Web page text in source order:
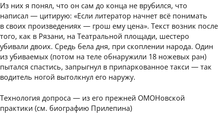
Из них я понял, что он сам до конца не врубился, что
написал — цитирую: «Если литератор начнет всё понимать
в своих произведениях — грош ему цена». Текст возник после
того, как в Рязани, на Театральной площади, шестеро
убивали двоих. Средь бела дня, при скоплении народа. Один
из убиваемых (потом на теле обнаружили 18 ножевых ран)
пытался спастись, запрыгнул в припаркованное такси — так
водитель ногой вытолкнул его наружу.
Технология допроса — из его прежней ОМОНовской
практики (см. биографию Прилепина)